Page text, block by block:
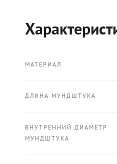
МАТЕРИАЛ
ДЛИНА МУНДШТУКА
ВНУТРЕННИЙ ДИАМЕТР
МУНДШТУКА